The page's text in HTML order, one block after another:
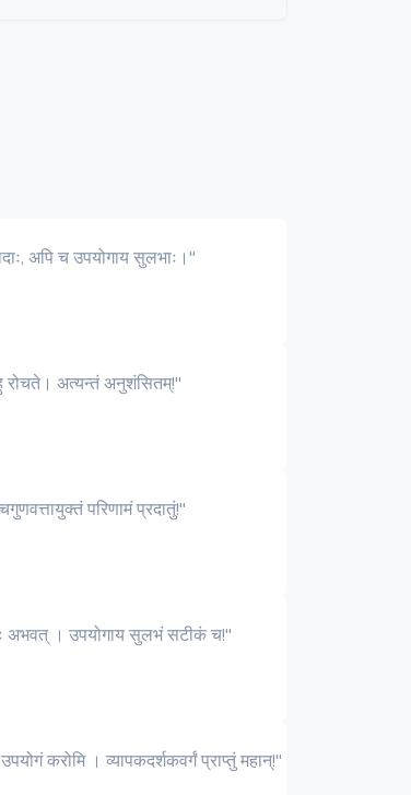
अपि च उपयोगाय सुलभाः।"
रोचते। अत्यन्तं अनुशंसितम्!"
परिणामं प्रदातुं!"
अभवत् । उपयोगाय सुलभं सटीकं च!"
करोमि । व्यापकदर्शकवर्गं प्राप्तुं महान्!"